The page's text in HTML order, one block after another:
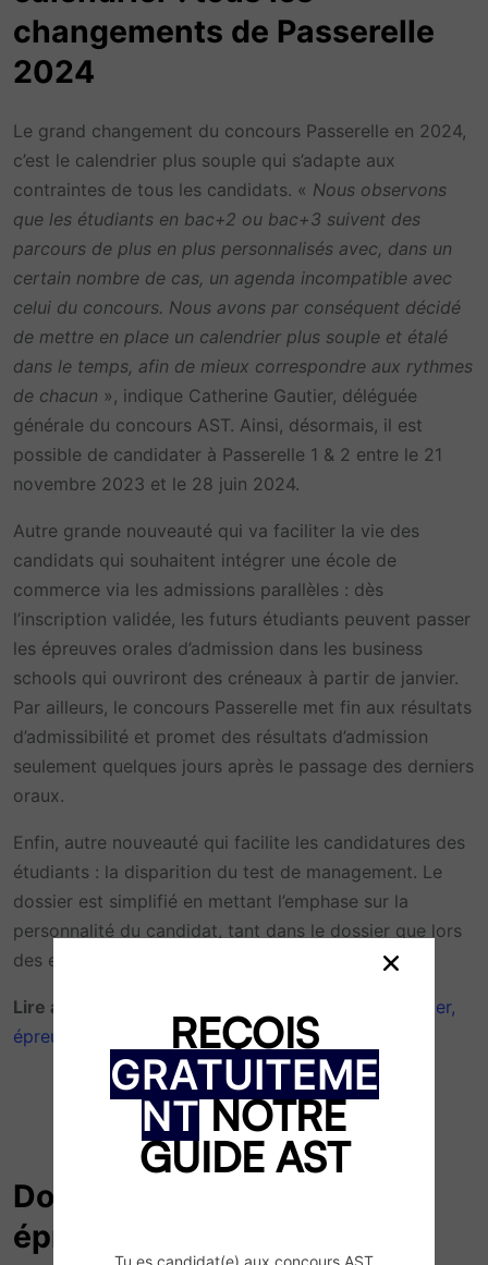
changements de Passerelle
2024
Le grand changement du concours Passerelle en 2024,
c’est le calendrier plus souple qui s’adapte aux
contraintes de tous les candidats. « Nous observons
que les étudiants en bac+2 ou bac+3 suivent des
parcours de plus en plus personnalisés avec, dans un
certain nombre de cas, un agenda incompatible avec
celui du concours. Nous avons par conséquent décidé
de mettre en place un calendrier plus souple et étalé
dans le temps, afin de mieux correspondre aux rythmes
de chacun », indique Catherine Gautier, déléguée
générale du concours AST. Ainsi, désormais, il est
possible de candidater à Passerelle 1 & 2 entre le 21
novembre 2023 et le 28 juin 2024.
Autre grande nouveauté qui va faciliter la vie des
candidats qui souhaitent intégrer une école de
commerce via les admissions parallèles : dès
l’inscription validée, les futurs étudiants peuvent passer
les épreuves orales d’admission dans les business
schools qui ouvriront des créneaux à partir de janvier.
Par ailleurs, le concours Passerelle met fin aux résultats
d’admissibilité et promet des résultats d’admission
seulement quelques jours après le passage des derniers
oraux.
Enfin, autre nouveauté qui facilite les candidatures des
étudiants : la disparition du test de management. Le
dossier est simplifié en mettant l’emphase sur la
personnalité du candidat, tant dans le dossier que lors
des entretiens de motivation de chaque école.
Lire aussi :
Concours Passerelle 2 (2024) : calendrier,
épreuves, dossier, écoles
Dossier et oraux : les
épreuves d’admissibilité et
REÇOIS
GRATUITEME
NTNOTRE
GUIDE AST
Tu es candidat(e) aux concours AST